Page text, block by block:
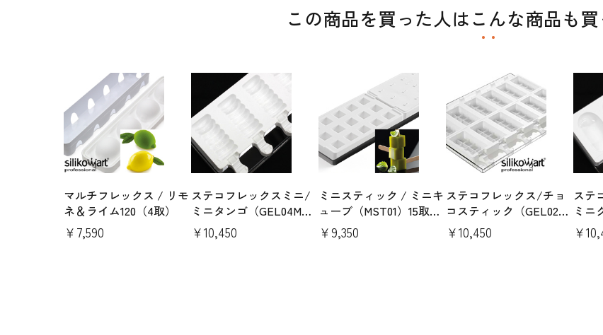
この商品を買った人はこんな商品も
マルチフレックス / リモ
ネ＆ライム120（4取）
￥7,590
ステコフレックスミニ/
ミニタンゴ（GEL04M）8
取り×2枚（トレー＆ス
ティック100本付）
￥10,450
ミニスティック / ミニキ
ューブ（MST01）15取り
×2枚（トレー＆スティ
ック50本付）
￥9,350
ステコフレックス/チョ
コスティック（GEL02）
6取り×2枚（トレー＆ス
ティック50本付）
￥10,450
ステ
ミニ
（
（ト
￥